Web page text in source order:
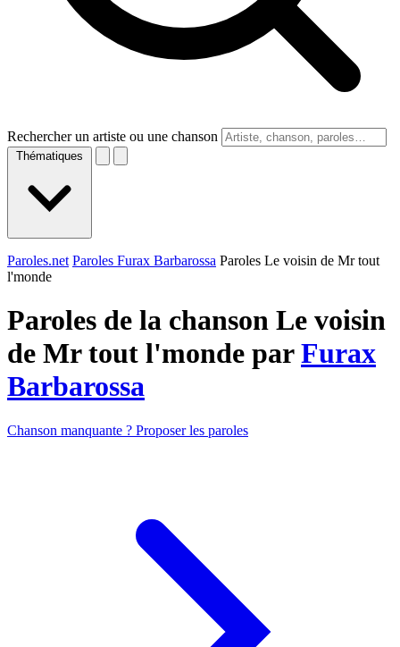
Rechercher un artiste ou une chanson
Thématiques
Paroles.net Paroles Furax Barbarossa Paroles Le voisin de Mr tout
l'monde
Paroles de la chanson Le voisin
de Mr tout l'monde parFurax
Barbarossa
Chanson manquante ? Proposer les paroles